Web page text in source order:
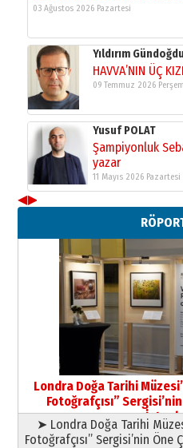
03 Ağustos 2026 Pazartesi
Yıldırım Gündoğdu
HAVVA’NIN ÜÇ KIZI
09 Temmuz 2026
Yusuf POLAT
Şampiyonluk
yazar
11 Mayıs 2026 Pazartesi
Neşat YALÇIN
Paranın Aile Kültüründeki
03 Ağustos 2026 Pazartesi
Yıldırım
HAVVA’NIN ÜÇ
09 Temmuz 2026
Yusuf POLAT
Şampiyonluk
yazar
11 Mayıs 2026 Pazartesi
◀▶
Londra Doğa Tarihi
Fotoğrafçısı”
➤ Londra Doğa Tarihi
Fotoğrafçısı” Sergisi’nin Öne